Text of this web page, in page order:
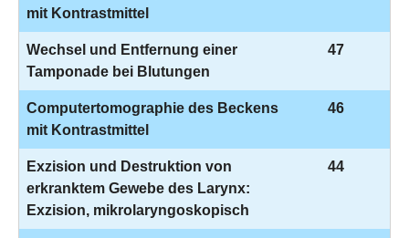
mit Kontrastmittel
Wechsel und Entfernung einer
Tamponade bei Blutungen
47
Computertomographie des Beckens
mit Kontrastmittel
46
Exzision und Destruktion von
erkranktem Gewebe des Larynx:
Exzision, mikrolaryngoskopisch
44